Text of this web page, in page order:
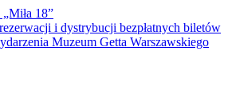
18”
i dystrybucji bezpłatnych biletów
Muzeum Getta Warszawskiego